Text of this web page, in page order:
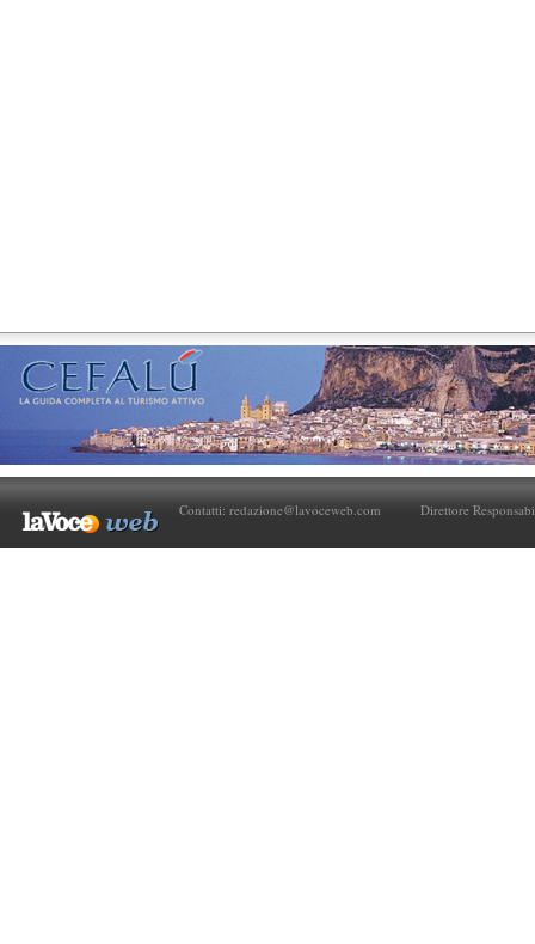
Contatti: redazione@lavoceweb.com Direttore